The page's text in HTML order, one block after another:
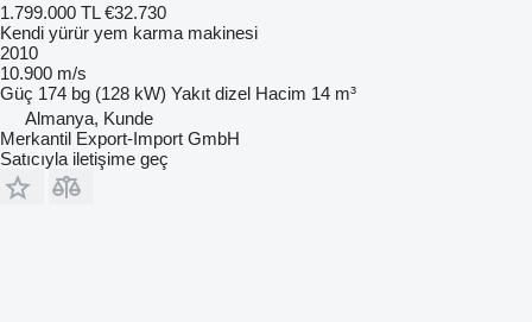
1.799.000 TL €32.730
Kendi yürür yem karma makinesi
2010
10.900 m/s
Güç 174 bg (128 kW) Yakıt dizel Hacim 14 m³
Almanya, Kunde
Merkantil Export-Import GmbH
Satıcıyla iletişime geç